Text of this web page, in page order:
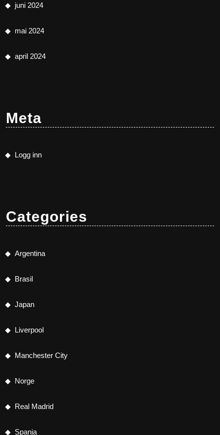
juni 2024
mai 2024
april 2024
Meta
Logg inn
Categories
Argentina
Brasil
Japan
Liverpool
Manchester City
Norge
Real Madrid
Spania